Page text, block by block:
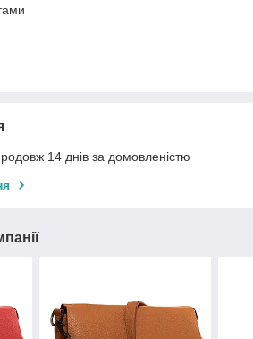
14 днів за домовленістю